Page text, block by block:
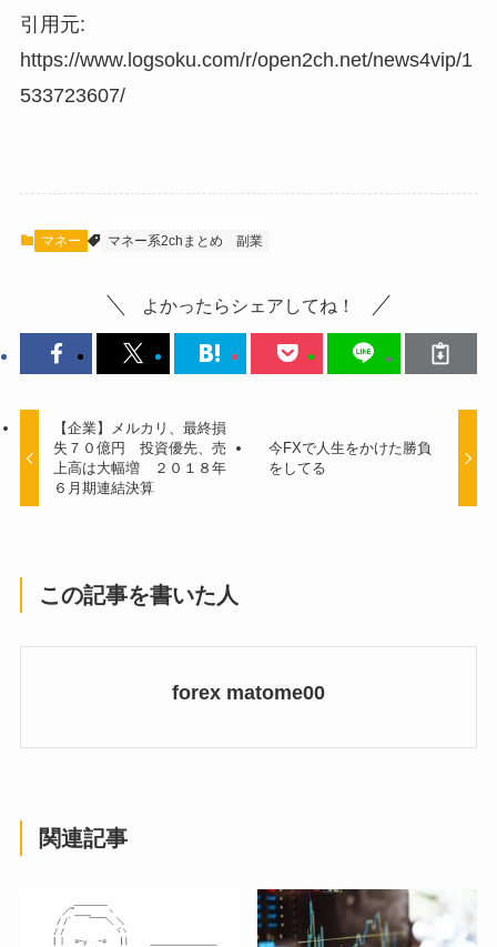
引用元:
https://www.logsoku.com/r/open2ch.net/news4vip/1
533723607/
マネー マネー系2chまとめ 副業
よかったらシェアしてね！
【企業】メルカリ、最終損
失７０億円 投資優先、売
上高は大幅増 ２０１８年
６月期連結決算
今FXで人生をかけた勝負
をしてる
この記事を書いた人
forex matome00
関連記事